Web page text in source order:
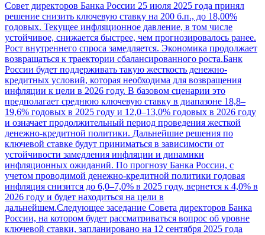
Совет директоров Банка России 25 июля 2025 года принял
решение снизить ключевую ставку на 200 б.п., до 18,00%
годовых. Текущее инфляционное давление, в том числе
устойчивое, снижается быстрее, чем прогнозировалось ранее.
Рост внутреннего спроса замедляется. Экономика продолжает
возвращаться к траектории сбалансированного роста.Банк
России будет поддерживать такую жесткость денежно-
кредитных условий, которая необходима для возвращения
инфляции к цели в 2026 году. В базовом сценарии это
предполагает среднюю ключевую ставку в диапазоне 18,8–
19,6% годовых в 2025 году и 12,0–13,0% годовых в 2026 году
и означает продолжительный период проведения жесткой
денежно-кредитной политики. Дальнейшие решения по
ключевой ставке будут приниматься в зависимости от
устойчивости замедления инфляции и динамики
инфляционных ожиданий. По прогнозу Банка России, с
учетом проводимой денежно-кредитной политики годовая
инфляция снизится до 6,0–7,0% в 2025 году, вернется к 4,0% в
2026 году и будет находиться на цели в
дальнейшем.Следующее заседание Совета директоров Банка
России, на котором будет рассматриваться вопрос об уровне
ключевой ставки, запланировано на 12 сентября 2025 года